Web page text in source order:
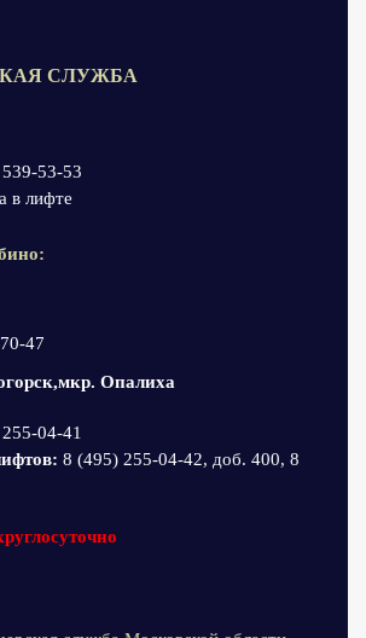
СЛУЖБА
53-53
в лифте
47
Опалиха
04-41
8 (495) 255-04-42, доб. 400, 8